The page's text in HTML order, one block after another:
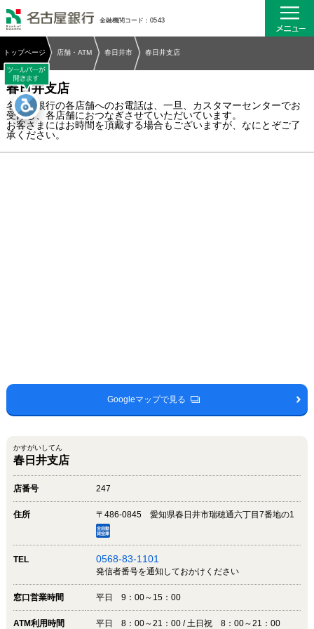
名古屋銀行
金融機関コード：0543
トップページ 店舗・ATM 春日井市 春日井支店
春日井支店
名古屋銀行の各店舗へのお電話は、一旦、カスタマーセンターでお
受けし、各店舗におつなぎさせていただいています。
お客さまにはお時間を頂戴する場合もございますが、なにとぞご了
承ください。
Googleマップで見る
かすがいしてん
春日井支店
店番号 247
住所 〒486-0845 愛知県春日井市瑞穂通六丁目7番地の1
TEL 0568-83-1101
発信者番号を通知しておかけください
窓口営業時間 平日 9：00～15：00
ATM利用時間 平日 8：00～21：00 / 土日祝 8：00～21：00